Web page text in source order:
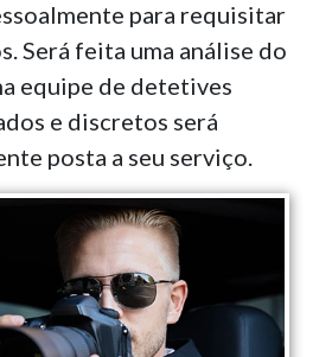
para requisitar
Será feita uma análise do
equipe de detetives
e discretos será
posta a seu serviço.